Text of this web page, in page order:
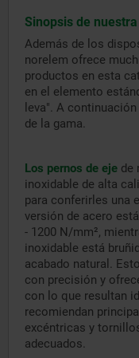
Sinopsis de
Además de los
norelem ofrece
productos en esta
en el elemento
leva". A
de la gama.
Los pernos de eje de
inoxidable de alta
para conferirles una
versión de acero
- 1200 N/mm²,
inoxidable está
acabado natural.
con precisión y
con lo que resultan
recomiendan
excéntricas y
adecuados.